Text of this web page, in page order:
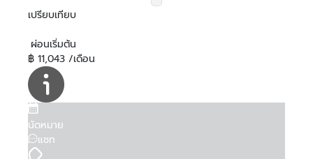
เปรียบเทียบ
ผ่อนเริ่มต้น
฿ 11,043 /เดือน
นัดหมาย
แชท